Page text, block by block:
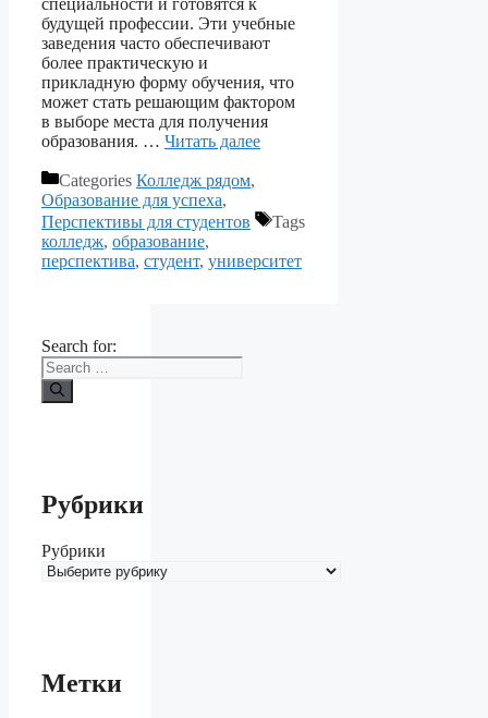
специальности и готовятся к
будущей профессии. Эти учебные
заведения часто обеспечивают
более практическую и
прикладную форму обучения, что
может стать решающим фактором
в выборе места для получения
образования. … Читать далее
Categories Колледж рядом,
Образование для успеха,
Перспективы для студентов
Tags
колледж, образование,
перспектива, студент, университет
Search for:
Рубрики
Рубрики
Метки